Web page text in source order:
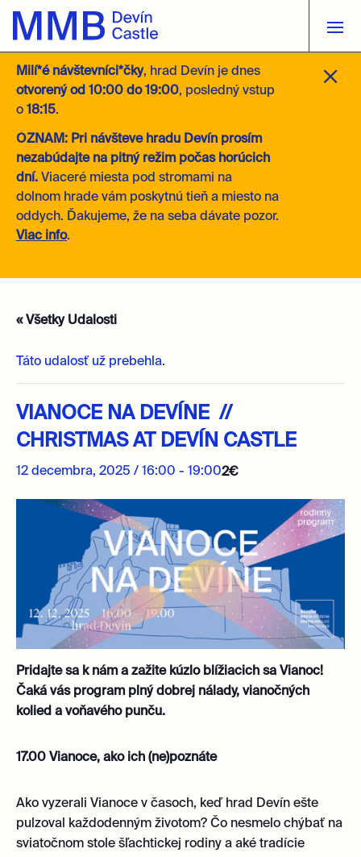
M
Milí*é návštevníci*čky, hrad Devín je dnes
otvorený od 10:00 do 19:00, posledný vstup
o 18:15.
OZNAM: Pri návšteve hradu Devín prosím
nezabúdajte na pitný režim počas horúcich
dní. Viaceré miesta pod stromami na
dolnom hrade vám poskytnú tieň a miesto na
oddych. Ďakujeme, že na seba dávate pozor.
Viac info.
« Všetky Udalosti
Táto udalosť už prebehla.
VIANOCE NA DEVÍNE //
CHRISTMAS AT DEVÍN CASTLE
12 decembra, 2025 / 16:00 - 19:002€
Pridajte sa k nám a zažite kúzlo blížiacich sa Vianoc!
Čaká vás program plný dobrej nálady, vianočných
kolied a voňavého punču.
17.00 Vianoce, ako ich (ne)poznáte
Ako vyzerali Vianoce v časoch, keď hrad Devín ešte
pulzoval každodenným životom? Čo nesmelo chýbať na
sviatočnom stole šľachtickej rodiny a aké tradície